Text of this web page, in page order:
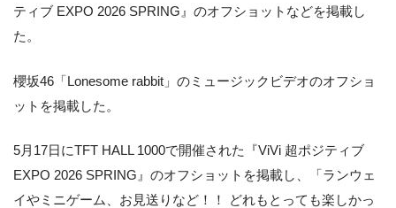
ティブ EXPO 2026 SPRING』のオフショットなどを掲載し
た。
櫻坂46「Lonesome rabbit」のミュージックビデオのオフショ
ットを掲載した。
5月17日にTFT HALL 1000で開催された『ViVi 超ポジティブ
EXPO 2026 SPRING』のオフショットを掲載し、「ランウェ
イやミニゲーム、お見送りなど！！ どれもとっても楽しかっ